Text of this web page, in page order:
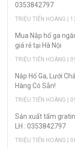
0353842797
TRIỆU TIẾN HOÀNG |
Mua Nắp hố ga
giá rẻ tại Hà Nội
TRIỆU TIẾN HOÀNG |
Nắp Hố Ga, Lưới
Hàng Có Sẵn!
TRIỆU TIẾN HOÀNG |
Sản xuất tấm
LH : 0353842797
TRIỆU TIẾN HOÀNG |